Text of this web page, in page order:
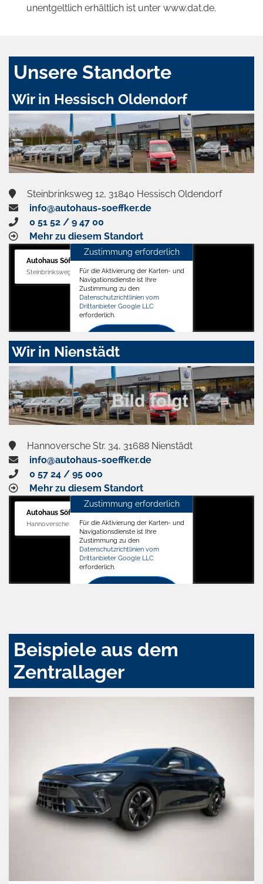
unentgeltlich erhältlich ist unter www.dat.de.
Unsere Standorte
Wir in Hessisch Oldendorf
Steinbrinksweg 12, 31840 Hessisch Oldendorf
info@autohaus-soeffker.de
0 51 52 / 9 47 00
Mehr zu diesem Standort
Autohaus Söffker GmbH
Steinbrinksweg 12, 31840 Hessisch Oldendorf
Zustimmung erforderlich
Für die Aktivierung der Karten- und
Navigationsdienste ist Ihre
Zustimmung zu den
Datenschutzrichtlinien vom
Drittanbieter Google LLC
erforderlich.
Zustimmen
aktivieren
Wir in Nienstädt
Hannoversche Str. 34, 31688 Nienstädt
info@autohaus-soeffker.de
0 57 24 / 95 000
Mehr zu diesem Standort
Autohaus Söffker GmbH
Hannoversche Str. 34, 31688 Nienstädt
Zustimmung erforderlich
Für die Aktivierung der Karten- und
Navigationsdienste ist Ihre
Zustimmung zu den
Datenschutzrichtlinien vom
Drittanbieter Google LLC
erforderlich.
Beispiele aus dem
Zentrallager